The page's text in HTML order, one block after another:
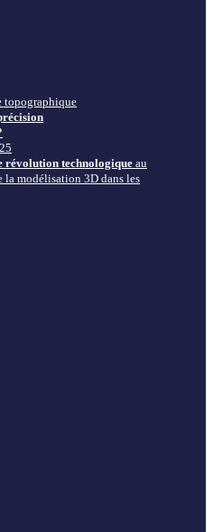
topographique
révolution technologique au
la modélisation 3D dans les